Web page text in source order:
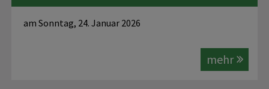
am Sonntag, 24. Januar 2026
mehr